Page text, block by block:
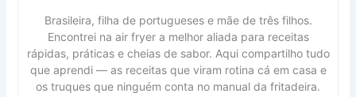
Brasileira, filha de portugueses e mãe de três filhos.
Encontrei na air fryer a melhor aliada para receitas
rápidas, práticas e cheias de sabor. Aqui compartilho tudo
que aprendi — as receitas que viram rotina cá em casa e
os truques que ninguém conta no manual da fritadeira.